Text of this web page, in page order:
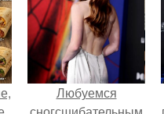
Любуемся